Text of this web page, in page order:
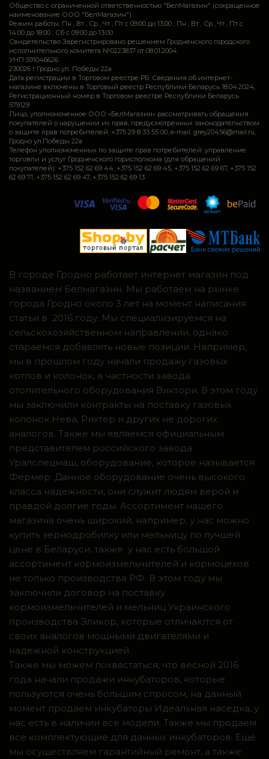
Общество с ограниченной ответственностью "БелМагазин" (сокращенное
наименование ООО "БелМагазин")
Режим работы: Пн , Вт , Ср , Чт , Пт c 09:00 до 13:00 ; Пн , Вт , Ср , Чт , Пт c
14:00 до 18:00 ; Сб c 09:00 до 13:00
Свидетельство Зарегистрировано решением Гродненского городского
исполнительного комитета №0223837 от 08.01.2004
УНП 591046626
230026 г.Гродно ул. Победы 22а
Дата регистрации в Торговом реестре РБ: Сведения об интернет-
магазине включены в Торговый реестр Республики Беларусь 18.04.2024,
Регистрационный номер в Торговом реестре Республики Беларусь
579129
Лицо, уполномоченное ООО «БелМагазин» рассматривать обращения
покупателей о нарушении их прав, предусмотренных законодательством
о защите прав потребителей: +375 29 8 33 55 00, e-mail: grey20456@mail.ru,
Гродно ул.Победы 22а
Телефон уполномоченных по защите прав потребителей: управление
торговли и услуг Гродненского горисполкома (для обращений
покупателей): +375 152 62 69 44, +375 152 62 69 45, +375 152 62 69 67, +375 152
62 69 71, +375 152 62 69 47, +375 152 62 69 13
В городе Гродно работает интернет магазин под
названием Белмагазин. Мы работаем на рынке
города Гродно около 3 лет на момент написания
статьи в 2016 году. Мы специализируемся на
сельскохозяйственном направлении, однако
стараемся добавлять новые позиции. Например,
мы в прошлом году начали продажу газовых
котлов и колонок, в частности завода
отопительного оборудования Виктори. В этом году
мы заключили контракты на поставку газовых
колонок Нева, Рихтер и других не дорогих
аналогов. Также мы являемся официальным
представителем российского завода
Уралспецмаш, оборудование, которое называется
Фермер. Данное оборудование очень высокого
класса надежности, они служит людям верой и
правдой долгие годы. Ассортимент нашего
магазина очень широкий, например, у нас можно
купить зернодробилку или мельницу по лучшей
цене в Беларуси, также у нас есть большой
ассортимент кормоизмельчителей и кормоцехов
не только производства РФ. В этом году мы
заключили договор на поставку
кормоизмельчителей и мельниц Украинского
производства Эликор, которые отличаются от
своих аналогов мощными двигателями и
надежной конструкцией.
Также мы можем похвастаться, что весной 2016
года начали продажи инкубаторов, которые
пользуются очень большим спросом, на данный
момент продаем инкубаторы Идеальная наседка, у
нас есть в наличии все модели. Также мы продаем
все комплектующие для данных инкубаторов. Ещё
мы осуществляем гарантийный ремонт, а также